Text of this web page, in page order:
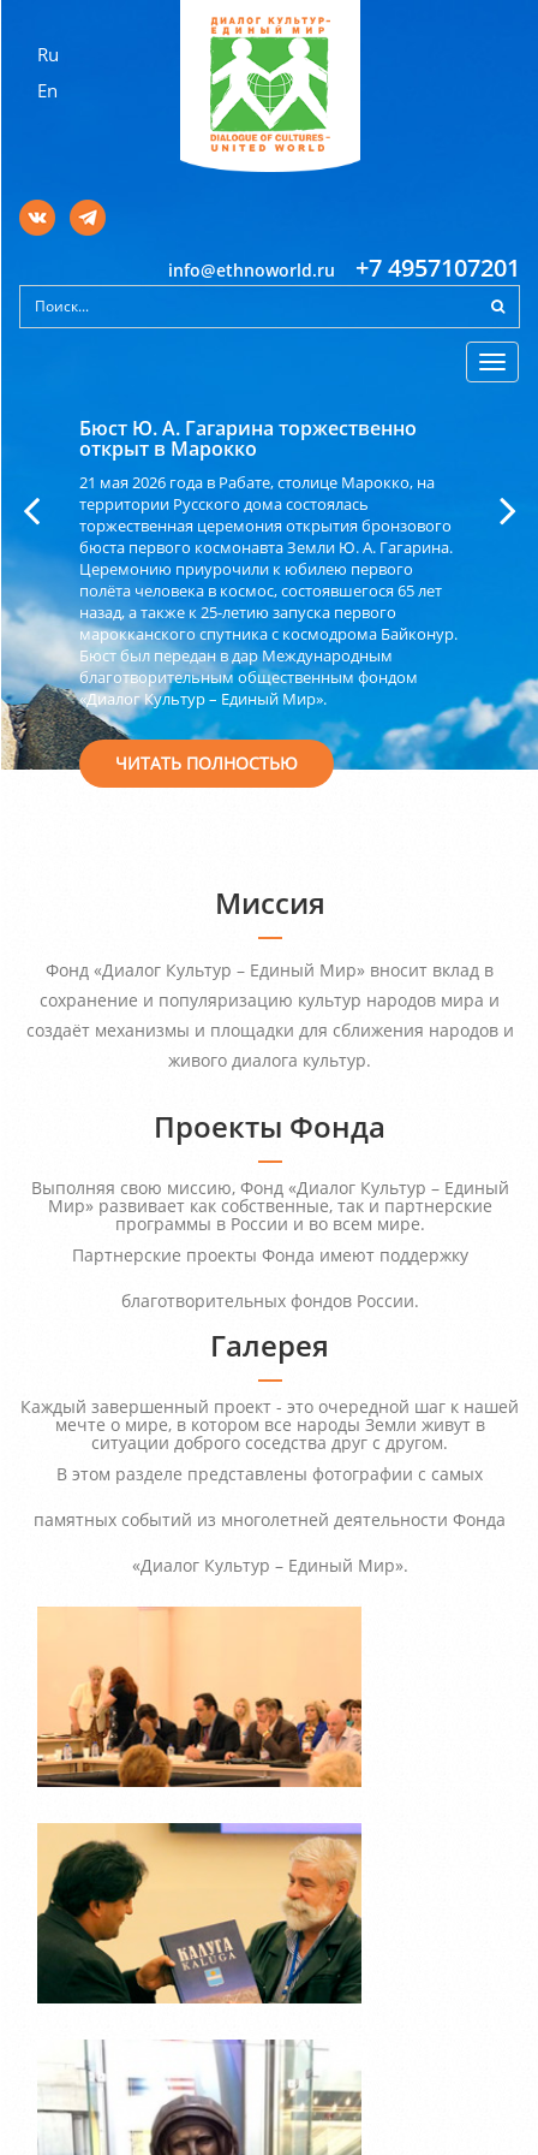
Ru
En
info@ethnoworld.ru +7 4957107201
Бюст Ю. А. Гагарина торжественно
открыт в Марокко
21 мая 2026 года в Рабате, столице Марокко, на
территории Русского дома состоялась
торжественная церемония открытия бронзового
бюста первого космонавта Земли Ю. А. Гагарина.
Церемонию приурочили к юбилею первого
полёта человека в космос, состоявшегося 65 лет
назад, а также к 25-летию запуска первого
марокканского спутника с космодрома Байконур.
Бюст был передан в дар Международным
благотворительным общественным фондом
«Диалог Культур – Единый Мир».
ЧИТАТЬ ПОЛНОСТЬЮ
Миссия
Фонд «Диалог Культур – Единый Мир» вносит вклад в
сохранение и популяризацию культур народов мира и
создаёт механизмы и площадки для сближения народов и
живого диалога культур.
Проекты Фонда
Выполняя свою миссию, Фонд «Диалог Культур – Единый
Мир» развивает как собственные, так и партнерские
программы в России и во всем мире.
Партнерские проекты Фонда имеют поддержку
благотворительных фондов России.
Галерея
Каждый завершенный проект - это очередной шаг к нашей
мечте о мире, в котором все народы Земли живут в
ситуации доброго соседства друг с другом.
В этом разделе представлены фотографии с самых
памятных событий из многолетней деятельности Фонда
«Диалог Культур – Единый Мир».